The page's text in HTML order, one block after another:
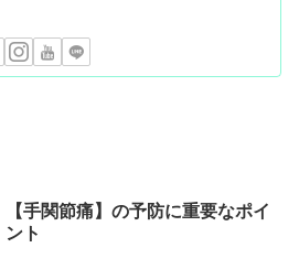
【手関節痛】の予防に重要なポイ
ント